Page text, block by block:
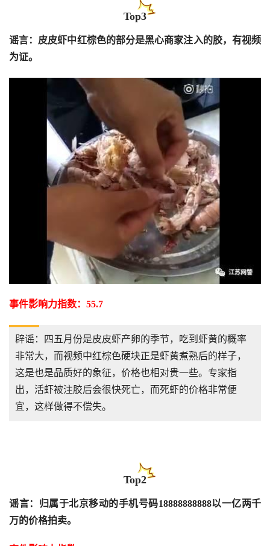
Top3
谣言：皮皮虾中红棕色的部分是黑心商家注入的胶，有视频
为证。
事件影响力指数：55.7
辟谣：四五月份是皮皮虾产卵的季节，吃到虾黄的概率
非常大，而视频中红棕色硬块正是虾黄煮熟后的样子，
这是也是品质好的象征，价格也相对贵一些。专家指
出，活虾被注胶后会很快死亡，而死虾的价格非常便
宜，这样做得不偿失。
Top2
谣言：归属于北京移动的手机号码18888888888以一亿两千
万的价格拍卖。